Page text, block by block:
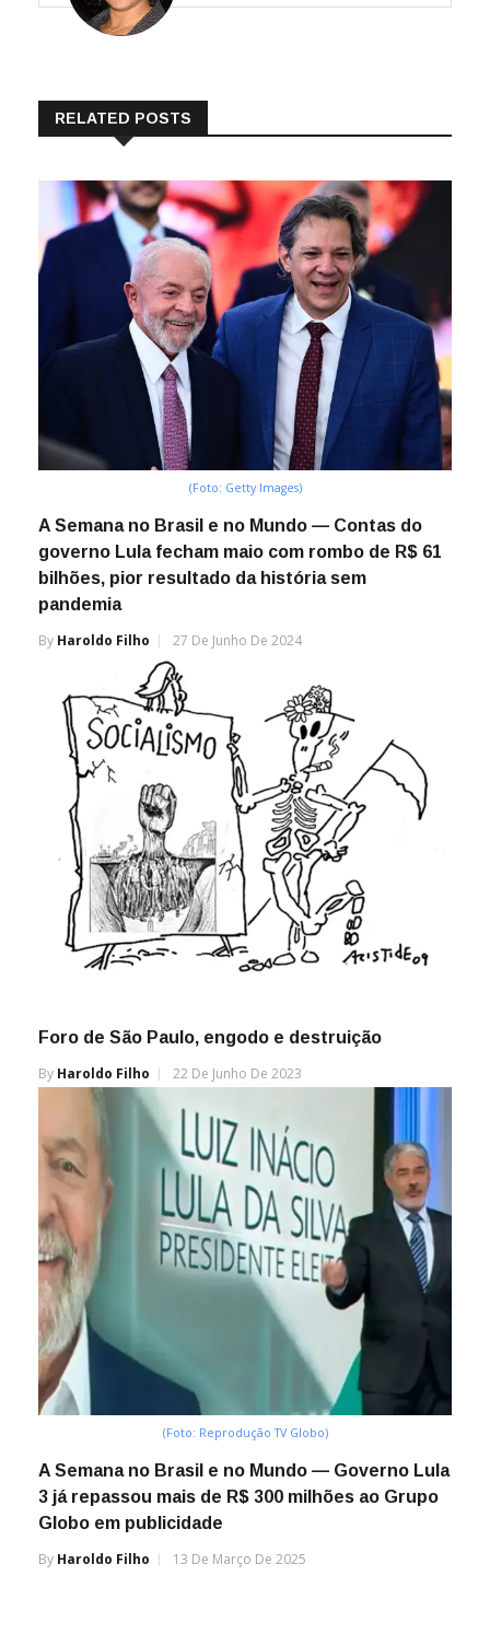
RELATED POSTS
(Foto: Getty Images)
A Semana no Brasil e no Mundo — Contas do
governo Lula fecham maio com rombo de R$ 61
bilhões, pior resultado da história sem
pandemia
By Haroldo Filho 27 De Junho De 2024
Foro de São Paulo, engodo e destruição
By Haroldo Filho 22 De Junho De 2023
(Foto: Reprodução TV Globo)
A Semana no Brasil e no Mundo — Governo Lula
3 já repassou mais de R$ 300 milhões ao Grupo
Globo em publicidade
By Haroldo Filho 13 De Março De 2025